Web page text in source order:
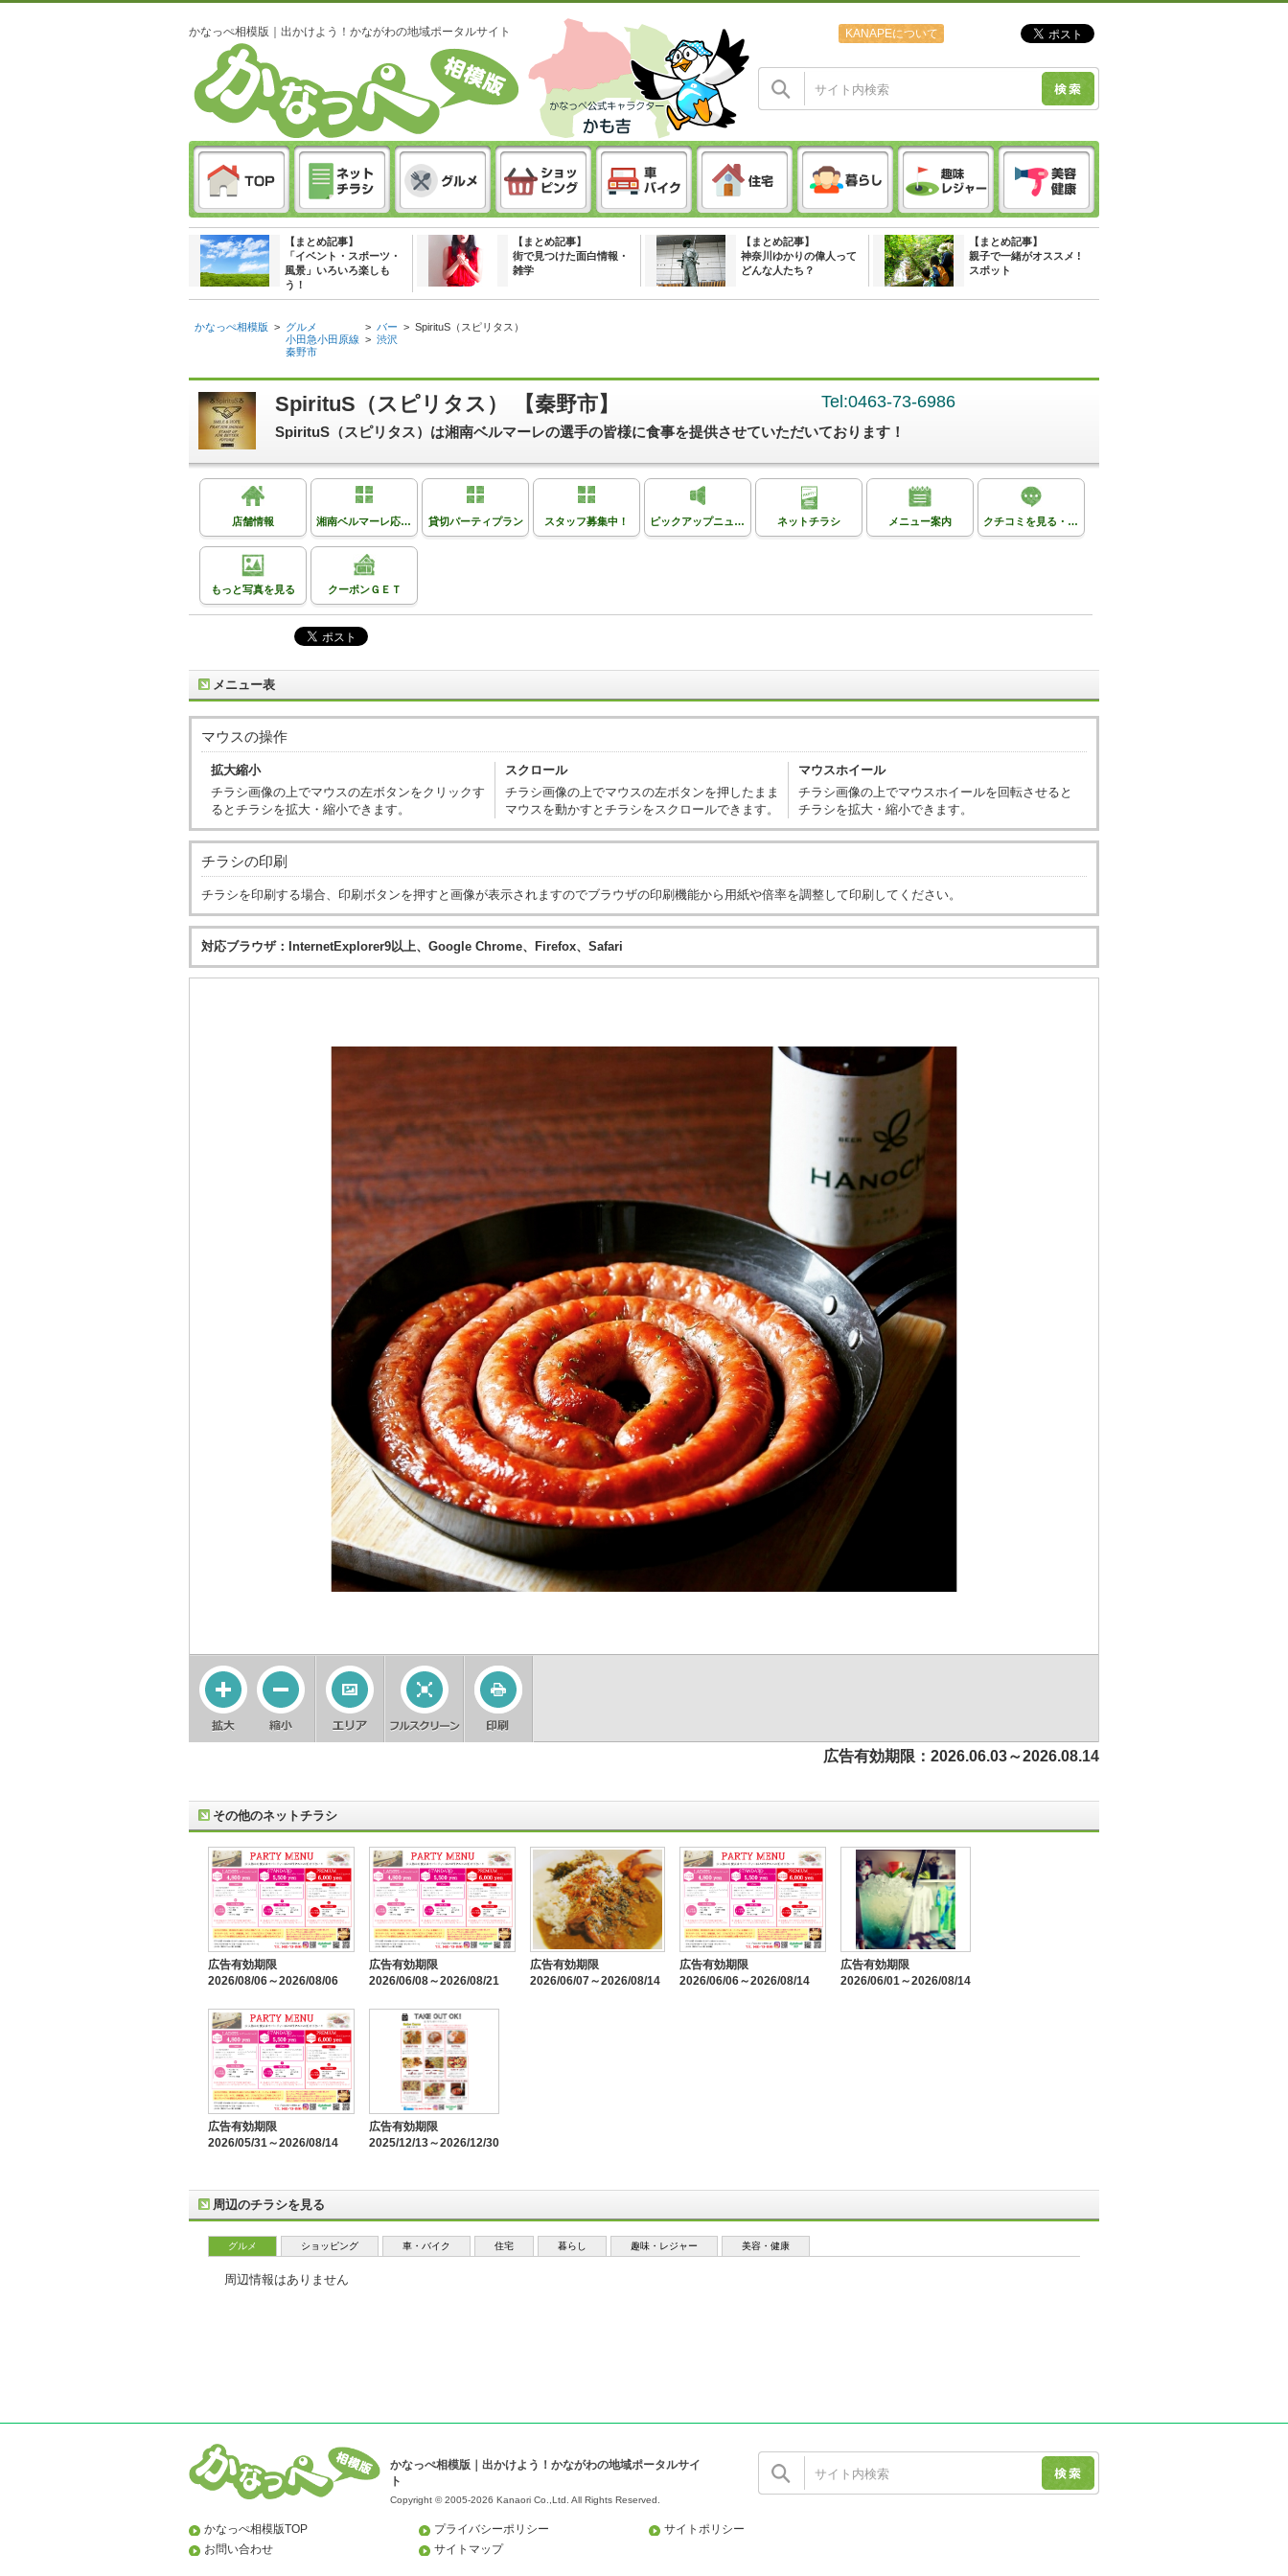
かなっぺ相模版｜出かけよう！かながわの地域ポータルサイト KANAPEについて
【まとめ記事】
「イベント・スポーツ・
風景」いろいろ楽しも
う！
【まとめ記事】
街で見つけた面白情報・
雑学
【まとめ記事】
神奈川ゆかりの偉人って
どんな人たち？
【まとめ記事】
親子で一緒がオススメ !
スポット
かなっぺ相模版 > グルメ
小田急小田原線
秦野市
> バー
> 渋沢
> SpirituS（スピリタス）
SpirituS（スピリタス） 【秦野市】 Tel:0463-73-6986
SpirituS（スピリタス）は湘南ベルマーレの選手の皆様に食事を提供させていただいております！
店舗情報 湘南ベルマーレ応援してます 貸切パーティプラン スタッフ募集中！ ピックアップニュース ネットチラシ メニュー案内 クチコミを見る・投稿する
もっと写真を見る クーポンＧＥＴ
メニュー表
マウスの操作
拡大縮小
チラシ画像の上でマウスの左ボタンをクリックす
るとチラシを拡大・縮小できます。
スクロール
チラシ画像の上でマウスの左ボタンを押したまま
マウスを動かすとチラシをスクロールできます。
マウスホイール
チラシ画像の上でマウスホイールを回転させると
チラシを拡大・縮小できます。
チラシの印刷
チラシを印刷する場合、印刷ボタンを押すと画像が表示されますのでブラウザの印刷機能から用紙や倍率を調整して印刷してください。
対応ブラウザ：InternetExplorer9以上、Google Chrome、Firefox、Safari
広告有効期限：2026.06.03～2026.08.14
その他のネットチラシ
広告有効期限
2026/08/06～2026/08/06
広告有効期限
2026/06/08～2026/08/21
広告有効期限
2026/06/07～2026/08/14
広告有効期限
2026/06/06～2026/08/14
広告有効期限
2026/06/01～2026/08/14
広告有効期限
2026/05/31～2026/08/14
広告有効期限
2025/12/13～2026/12/30
周辺のチラシを見る
グルメ ショッピング 車・バイク 住宅 暮らし 趣味・レジャー 美容・健康
周辺情報はありません
かなっぺ相模版｜出かけよう！かながわの地域ポータルサイ
ト
Copyright © 2005-2026 Kanaori Co.,Ltd. All Rights Reserved.
かなっぺ相模版TOP
お問い合わせ
プライバシーポリシー
サイトマップ
サイトポリシー